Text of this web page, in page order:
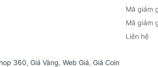
Mã giảm
Mã giảm
Liên hệ
360, Giá Vàng, Web Giá, Giá Coin